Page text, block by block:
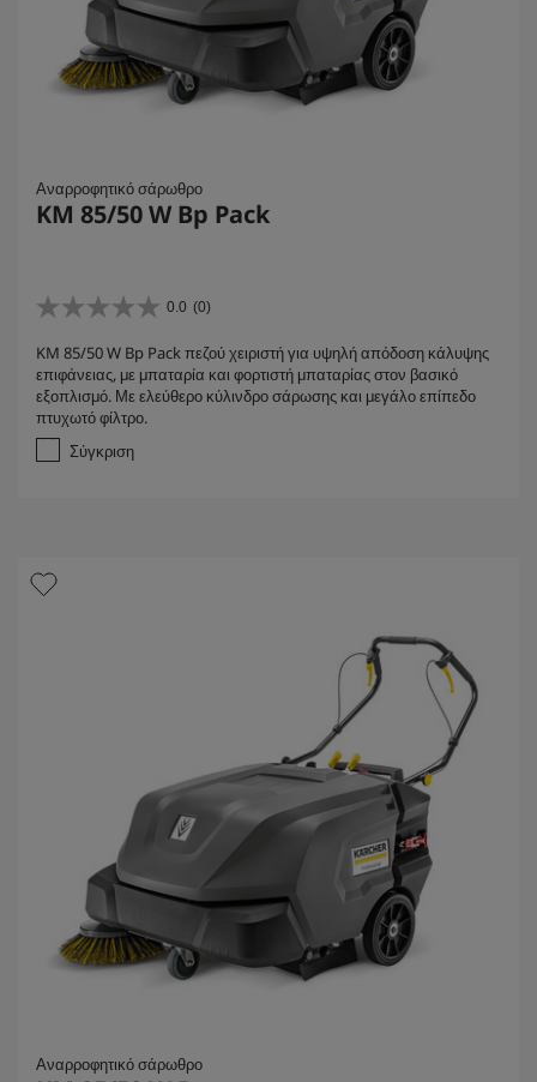
Αναρροφητικό σάρωθρο
KM 85/50 W Bp Pack
0.0 (0)
0
0
α
π
ό
α
ι
α
KM 85/50 W Bp Pack πεζού χειριστή για υψηλή απόδοση κάλυψης
επιφάνειας, με μπαταρία και φορτιστή μπαταρίας στον βασικό
εξοπλισμό. Με ελεύθερο κύλινδρο σάρωσης και μεγάλο επίπεδο
πτυχωτό φίλτρο.
Σύγκριση
Αναρροφητικό σάρωθρο